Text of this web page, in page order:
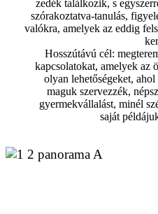
zedék találkozik, s
szórakoztatva-tanulás,
valókra, amelyek az eddig
Hosszútávú cél:
kapcsolatokat, amelyek az
olyan lehetőségeket, ahol
maguk szervezzék,
gyermekvállalást, minél
saját